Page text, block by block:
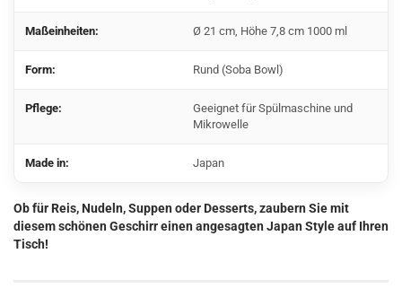
Maßeinheiten: Ø 21 cm, Höhe 7,8 cm 1000 ml
Form: Rund (Soba Bowl)
Pflege:
Geeignet für Spülmaschine und
Mikrowelle
Made in: Japan
Ob für Reis, Nudeln, Suppen oder Desserts, zaubern Sie mit
diesem schönen Geschirr einen angesagten Japan Style auf Ihren
Tisch!